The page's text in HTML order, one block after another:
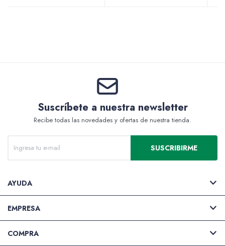
Suscríbete a nuestra newsletter
Recibe todas las novedades y ofertas de nuestra tienda.
SUSCRIBIRME
AYUDA
EMPRESA
COMPRA